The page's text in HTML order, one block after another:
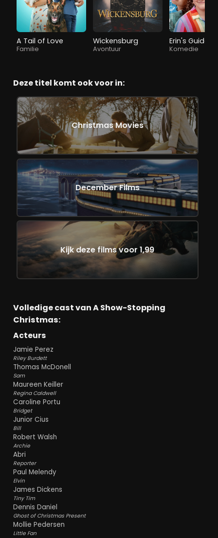
A Tail of Love
Familie
Wickensburg
Avontuur Komedie
Deze titel komt ook voor in:
Christmas Movies
December Films
Kijk deze films voor 1,99
Volledige cast van A Show-Stopping
Christmas:
Acteurs
Jamie Perez
Riley Burdett
Thomas McDonell
Sam
Maureen Keiller
Regina Caldwell
Caroline Portu
Bridget
Junior Cius
Bill
Robert Walsh
Archie
Abri
Reporter
Paul Melendy
Elvin
James Dickens
Tiny Tim
Dennis Daniel
Ghost of Christmas Present
Mollie Pedersen
Little Fan